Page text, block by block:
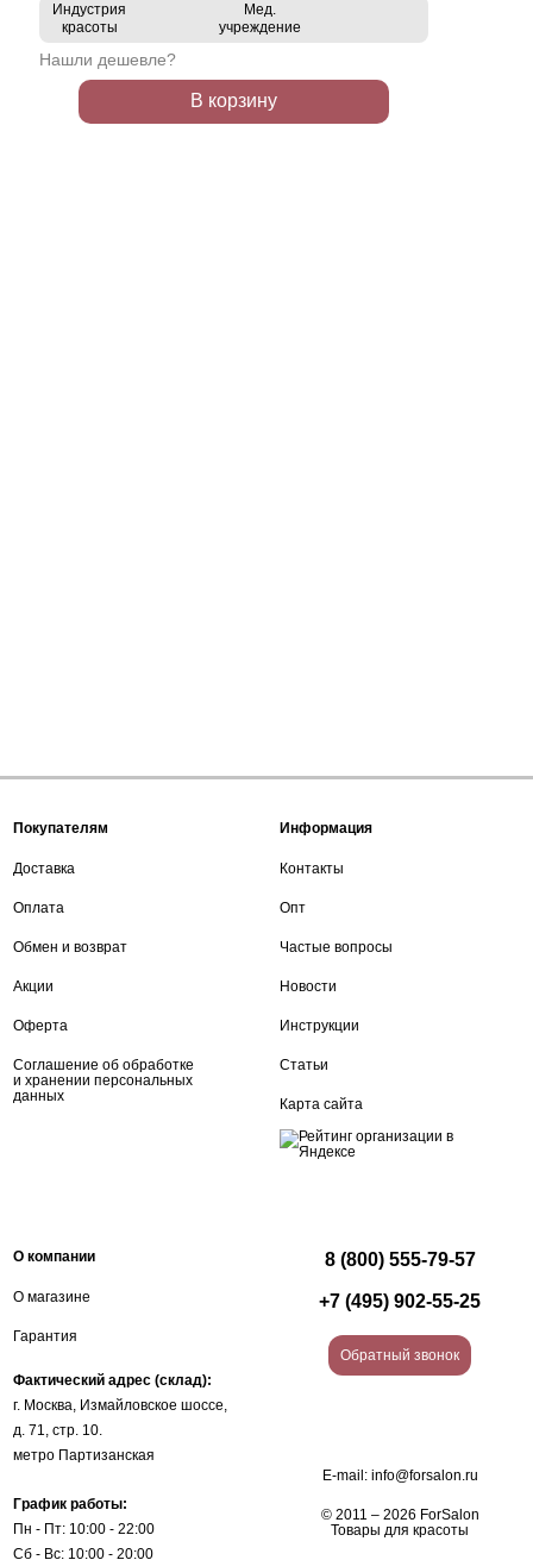
Индустрия
красоты
Мед.
учреждение
Нашли дешевле?
В корзину
Покупателям
Доставка
Оплата
Обмен и возврат
Акции
Оферта
Соглашение об обработке
и хранении персональных
данных
Информация
Контакты
Опт
Частые вопросы
Новости
Инструкции
Статьи
Карта сайта
О компании
О магазине
Гарантия
Фактический адрес (склад):
г. Москва, Измайловское шоссе,
д. 71, стр. 10.
метро Партизанская
График работы:
Пн - Пт: 10:00 - 22:00
Сб - Вс: 10:00 - 20:00
8 (800) 555-79-57
+7 (495) 902-55-25
Обратный звонок
E-mail: info@forsalon.ru
© 2011 – 2026 ForSalon
Товары для красоты